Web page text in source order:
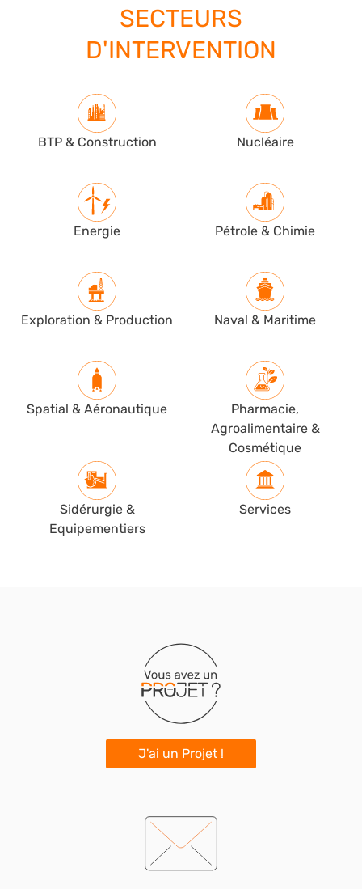
SECTEURS
D'INTERVENTION
BTP & Construction Nucléaire
Energie Pétrole & Chimie
Exploration & Production Naval & Maritime
Spatial & Aéronautique
Pharmacie,
Agroalimentaire &
Cosmétique
Sidérurgie &
Equipementiers
Services
J'ai un Projet !